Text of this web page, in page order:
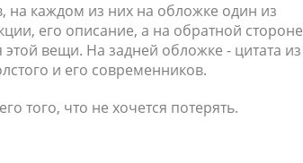
на каждом из них на обложке один из
его описание, а на обратной стороне
вещи. На задней обложке - цитата из
и его современников.
того, что не хочется потерять.